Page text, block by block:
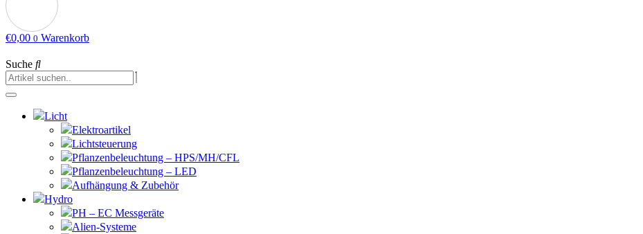
€0,00 0 Warenkorb
Suche
Licht
Elektroartikel
Lichtsteuerung
Pflanzenbeleuchtung – HPS/MH/CFL
Pflanzenbeleuchtung – LED
Aufhängung & Zubehör
Hydro
PH – EC Messgeräte
Alien-Systeme